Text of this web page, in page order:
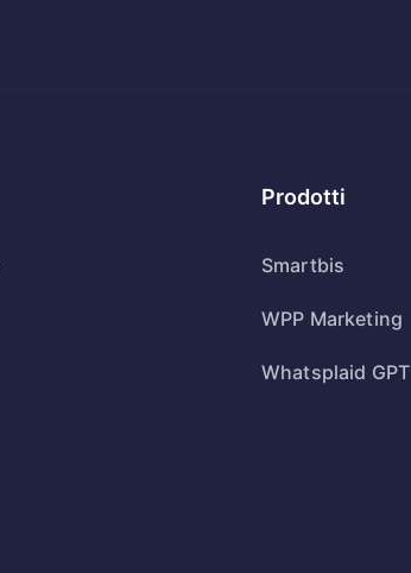
Prodotti
Smartbis
WPP Marketing
Whatsplaid GPT